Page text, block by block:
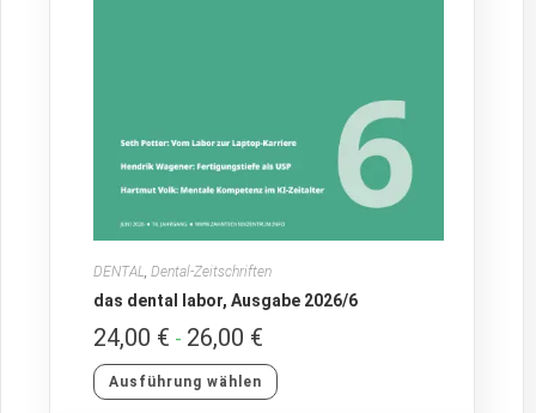
DENTAL,Dental-Zeitschriften
das dental labor, Ausgabe 2026/6
24,00 € - 26,00 €
Ausführung wählen